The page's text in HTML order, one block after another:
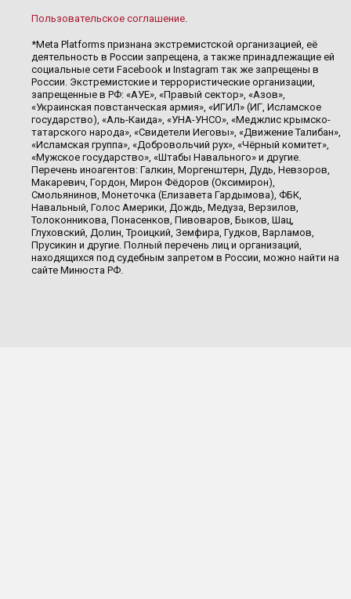
Пользовательское соглашение.
*Meta Platforms признана экстремистской организацией, её
деятельность в России запрещена, а также принадлежащие ей
социальные сети Facebook и Instagram так же запрещены в
России. Экстремистские и террористические организации,
запрещенные в РФ: «АУЕ», «Правый сектор», «Азов»,
«Украинская повстанческая армия», «ИГИЛ» (ИГ, Исламское
государство), «Аль-Каида», «УНА-УНСО», «Меджлис крымско-
татарского народа», «Свидетели Иеговы», «Движение Талибан»,
«Исламская группа», «Добровольчий рух», «Чёрный комитет»,
«Мужское государство», «Штабы Навального» и другие.
Перечень иноагентов: Галкин, Моргенштерн, Дудь, Невзоров,
Макаревич, Гордон, Мирон Фёдоров (Оксимирон),
Смольянинов, Монеточка (Елизавета Гардымова), ФБК,
Навальный, Голос Америки, Дождь, Медуза, Верзилов,
Толоконникова, Понасенков, Пивоваров, Быков, Шац,
Глуховский, Долин, Троицкий, Земфира, Гудков, Варламов,
Прусикин и другие. Полный перечень лиц и организаций,
находящихся под судебным запретом в России, можно найти на
сайте Минюста РФ.